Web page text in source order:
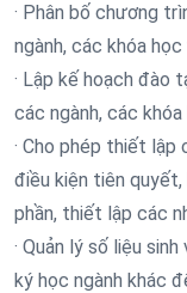
· Phân bố chương
ngành, các khóa
· Lập kế hoạch
các ngành, các
· Cho phép thiết lập
điều kiện tiên
phần, thiết lập các
· Quản lý số liệu
ký học ngành khác